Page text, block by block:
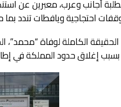
وعرب، معبرين عن
الكاملة لوفاة “محمد”،